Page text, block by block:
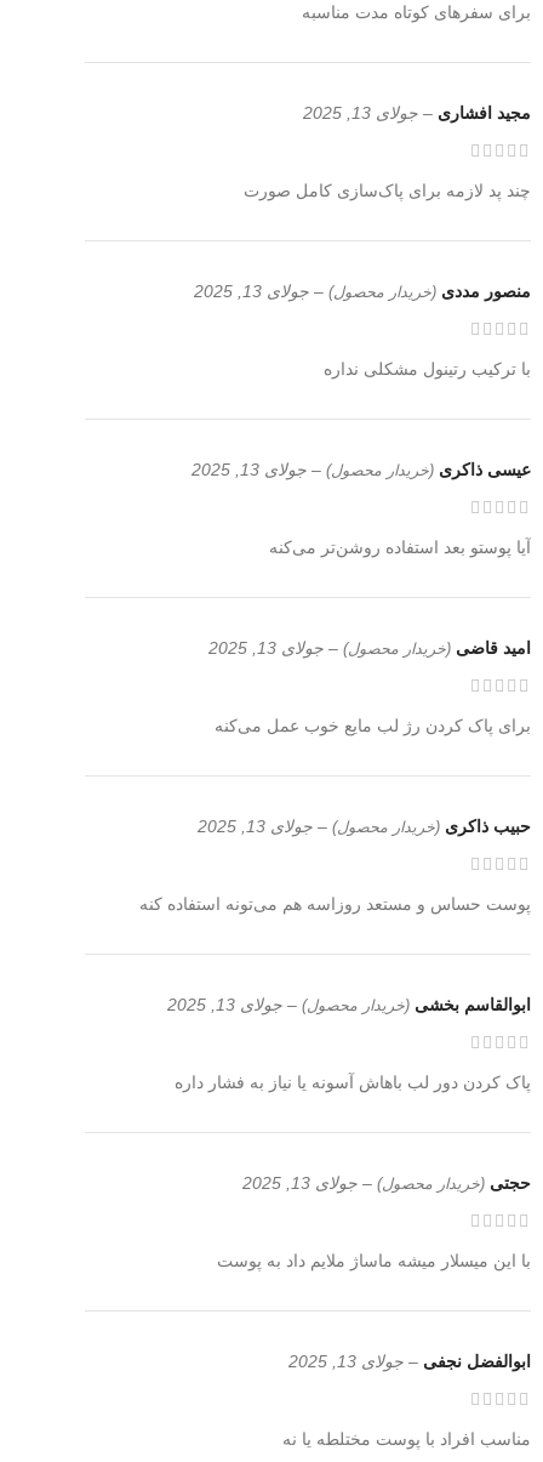
برای سفرهای کوتاه مدت مناسبه
مجید افشاری – جولای 13, 2025
چند پد لازمه برای پاک‌سازی کامل صورت
منصور مددی (خریدار محصول) – جولای 13, 2025
با ترکیب رتینول مشکلی نداره
عیسی ذاکری (خریدار محصول) – جولای 13, 2025
آیا پوستو بعد استفاده روشن‌تر می‌کنه
امید قاضی (خریدار محصول) – جولای 13, 2025
برای پاک کردن رژ لب مایع خوب عمل می‌کنه
حبیب ذاکری (خریدار محصول) – جولای 13, 2025
پوست حساس و مستعد روزاسه هم می‌تونه استفاده کنه
ابوالقاسم بخشی (خریدار محصول) – جولای 13, 2025
پاک کردن دور لب باهاش آسونه یا نیاز به فشار داره
حجتی (خریدار محصول) – جولای 13, 2025
با این میسلار میشه ماساژ ملایم داد به پوست
ابوالفضل نجفی – جولای 13, 2025
مناسب افراد با پوست مختلطه یا نه